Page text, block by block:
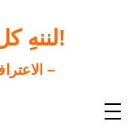
!لننهِ
–